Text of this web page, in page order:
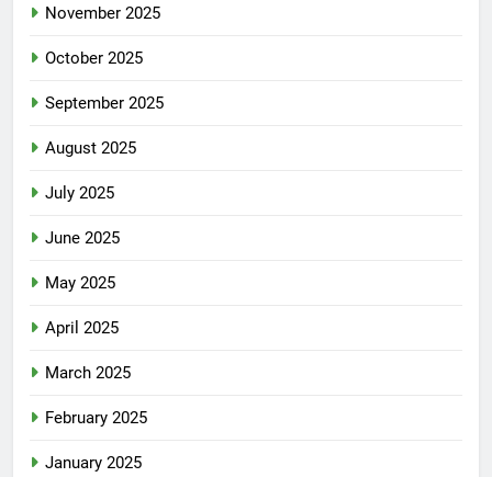
November 2025
October 2025
September 2025
August 2025
July 2025
June 2025
May 2025
April 2025
March 2025
February 2025
January 2025